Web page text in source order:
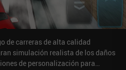
de carreras de alta calidad
simulación realista de los daños
de personalización para